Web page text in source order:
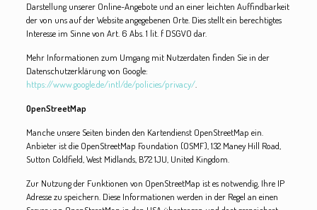
Darstellung unserer Online-Angebote und an einer leichten Auffindbarkeit
der von uns auf der Website angegebenen Orte. Dies stellt ein berechtigtes
Interesse im Sinne von Art. 6 Abs. 1 lit. f DSGVO dar.
Mehr Informationen zum Umgang mit Nutzerdaten finden Sie in der
Datenschutzerklärung von Google:
https://www.google.de/intl/de/policies/privacy/.
OpenStreetMap
Manche unsere Seiten binden den Kartendienst OpenStreetMap ein.
Anbieter ist die OpenStreetMap Foundation (OSMF), 132 Maney Hill Road,
Sutton Coldfield, West Midlands, B72 1JU, United Kingdom.
Zur Nutzung der Funktionen von OpenStreetMap ist es notwendig, Ihre IP
Adresse zu speichern. Diese Informationen werden in der Regel an einen